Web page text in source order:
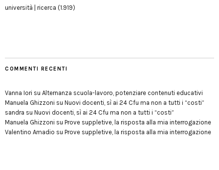
università | ricerca (1.919)
COMMENTI RECENTI
Vanna Iori su Alternanza scuola-lavoro, potenziare contenuti educativi
Manuela Ghizzoni su Nuovi docenti, sì ai 24 Cfu ma non a tutti i “costi”
sandra su Nuovi docenti, sì ai 24 Cfu ma non a tutti i “costi”
Manuela Ghizzoni su Prove suppletive, la risposta alla mia interrogazione
Valentino Amadio su Prove suppletive, la risposta alla mia interrogazione